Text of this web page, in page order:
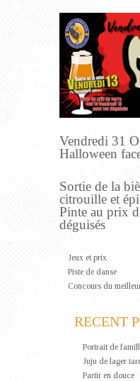
Vendredi 31
Halloween
Sortie de la
citrouille et
Pinte au prix
déguisés
Jeux et prix
Piste de danse
Concours du
RECENT
Portrait de
Juju de lager
Partir en douce